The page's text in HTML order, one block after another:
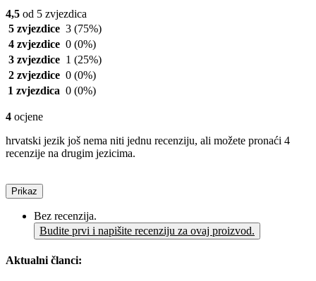
4,5 od 5 zvjezdica
5 zvjezdice 3 (75%)
4 zvjezdice 0 (0%)
3 zvjezdice 1 (25%)
2 zvjezdice 0 (0%)
1 zvjezdica 0 (0%)
4 ocjene
hrvatski jezik još nema niti jednu recenziju, ali možete pronaći 4
recenzije na drugim jezicima.
Prikaz
Bez recenzija.
Budite prvi i napišite recenziju za ovaj proizvod.
Aktualni članci: